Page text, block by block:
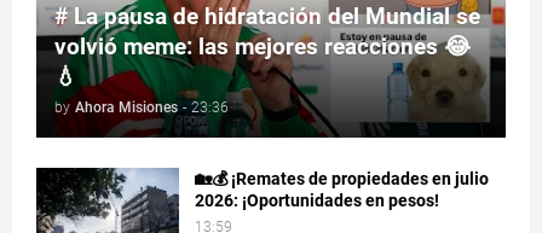
# La pausa de hidratación del Mundial se
volvió meme: las mejores reacciones 😂
💧
by Ahora Misiones - 23:36
🏡💰 ¡Remates de propiedades en julio
2026: ¡Oportunidades en pesos!
13:59